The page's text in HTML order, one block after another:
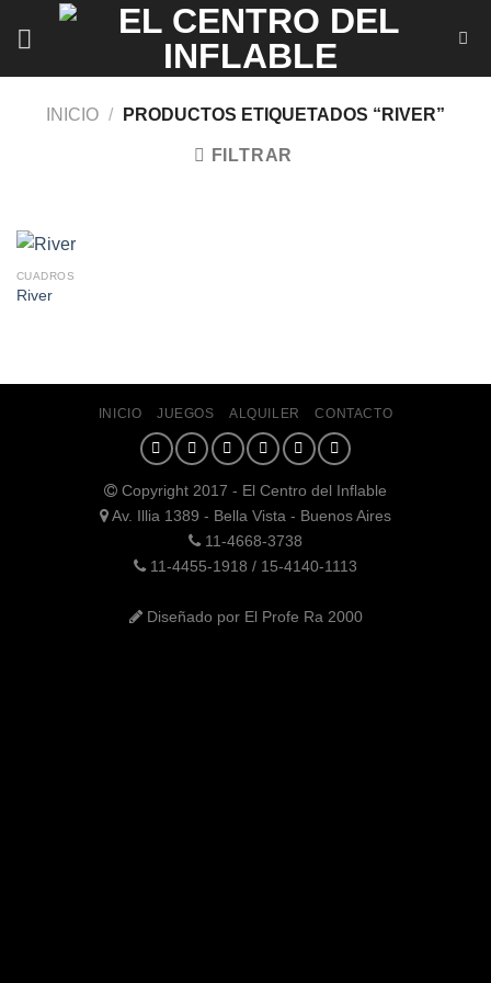
INICIO / PRODUCTOS ETIQUETADOS “RIVER”
FILTRAR
CUADROS
River
INICIO JUEGOS ALQUILER CONTACTO
Copyright 2017 - El Centro del Inflable
Av. Illia 1389 - Bella Vista - Buenos Aires
11-4668-3738
11-4455-1918 / 15-4140-1113
Diseñado por El Profe Ra 2000